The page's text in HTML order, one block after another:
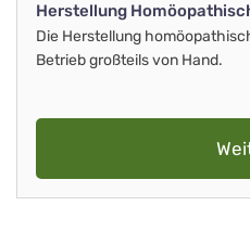
Herstellung
Die Herstellung
Betrieb großteils von Hand.